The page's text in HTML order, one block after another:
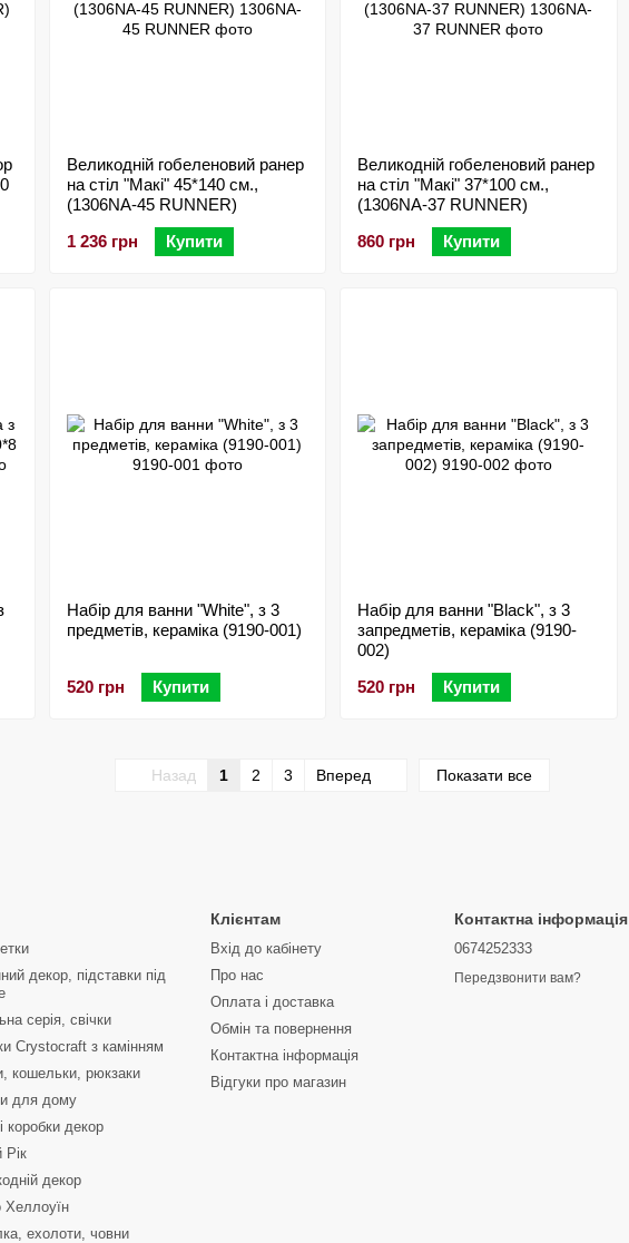
Великодній гобеленовий ранер
на стіл "Макі" 45*140 см.,
(1306NA-45 RUNNER)
1 236 грн
Купити
Великодній гобеленовий ранер
на стіл "Макі" 37*100 см.,
(1306NA-37 RUNNER)
860 грн
Купити
Набір для ванни "White", з 3
предметів, кераміка (9190-001)
520 грн Купити
Набір для ванни "Black", з 3
запредметів, кераміка (9190-
002)
520 грн
Купити
Назад 1 2 3 Вперед Показати все
декор, підставки під
серія, свічки
Crystocraft з камінням
кошельки, рюкзаки
для дому
коробки декор
Рік
декор
Хеллоуїн
ехолоти, човни
Клієнтам
Вхід до кабінету
Про нас
Оплата і доставка
Обмін та повернення
Контактна інформація
Відгуки про магазин
Контактна інформація
0674252333
Передзвонити вам?